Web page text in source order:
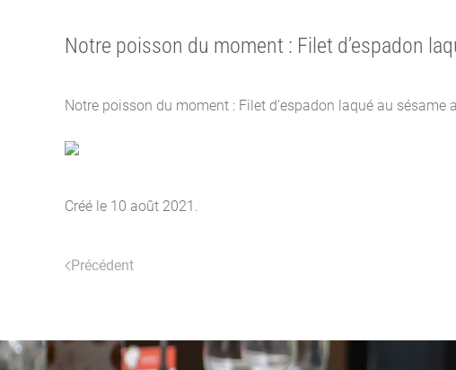
Notre poisson du moment : Filet d’espadon
Notre poisson du moment : Filet d’espadon laqué au sésame
Créé le 10 août 2021 .
Précédent